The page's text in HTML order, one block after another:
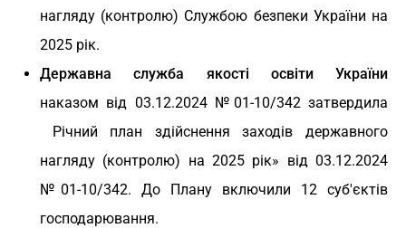
нагляду (контролю) Службою безпеки України на
2025 рік.
Державна служба якості освіти України
наказом від 03.12.2024 №01-10/342 затвердила
Річний план здійснення заходів державного
нагляду (контролю) на 2025 рік» від 03.12.2024
№01-10/342. До Плану включили 12 суб'єктів
господарювання.